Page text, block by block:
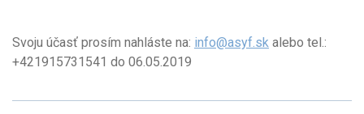
Svoju účasť prosím nahláste na: info@asyf.sk alebo tel.:
+421915731541 do 06.05.2019